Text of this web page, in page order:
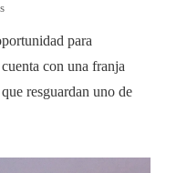
para
con una franja
resguardan uno de